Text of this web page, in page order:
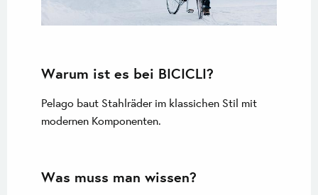
Warum ist es bei BICICLI?
Pelago baut Stahlräder im klassichen Stil mit
modernen Komponenten.
Was muss man wissen?